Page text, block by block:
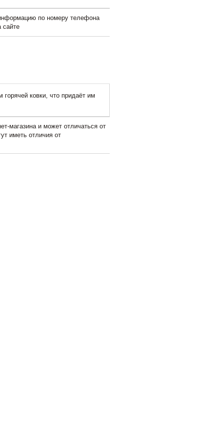
по номеру телефона
сайте
горячей ковки, что придаёт им
магазина и может отличаться от
иметь отличия от